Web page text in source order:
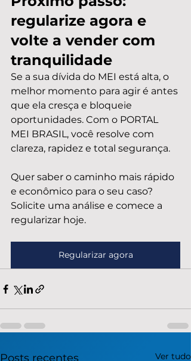
regularize agora e
volte a vender com
tranquilidade
Se a sua dívida do MEI está alta, o
melhor momento para agir é antes
que ela cresça e bloqueie
oportunidades. Com o PORTAL
MEI BRASIL, você resolve com
clareza, rapidez e total segurança.
Quer saber o caminho mais rápido
e econômico para o seu caso?
Solicite uma análise e comece a
regularizar hoje.
Regularizar agora
Posts recentes Ver tudo